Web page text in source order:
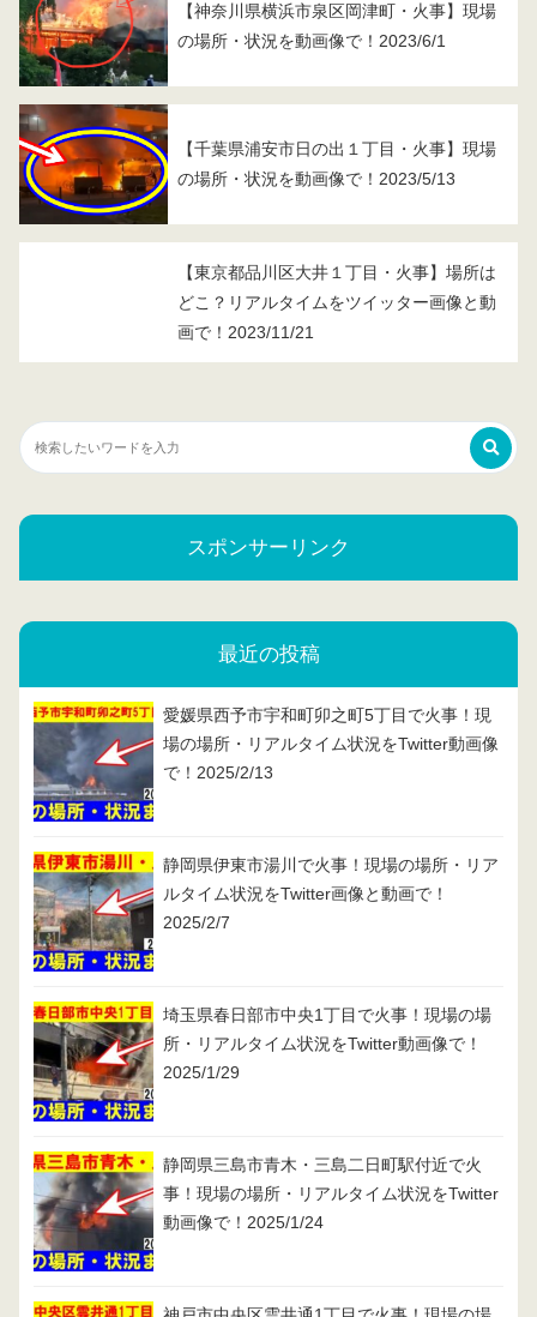
【神奈川県横浜市泉区岡津町・火事】現場
の場所・状況を動画像で！2023/6/1
【千葉県浦安市日の出１丁目・火事】現場
の場所・状況を動画像で！2023/5/13
【東京都品川区大井１丁目・火事】場所は
どこ？リアルタイムをツイッター画像と動
画で！2023/11/21
スポンサーリンク
最近の投稿
愛媛県西予市宇和町卯之町5丁目で火事！現
場の場所・リアルタイム状況をTwitter動画像
で！2025/2/13
静岡県伊東市湯川で火事！現場の場所・リア
ルタイム状況をTwitter画像と動画で！
2025/2/7
埼玉県春日部市中央1丁目で火事！現場の場
所・リアルタイム状況をTwitter動画像で！
2025/1/29
静岡県三島市青木・三島二日町駅付近で火
事！現場の場所・リアルタイム状況をTwitter
動画像で！2025/1/24